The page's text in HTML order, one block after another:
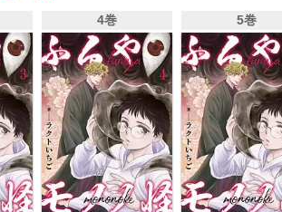
4巻 5巻